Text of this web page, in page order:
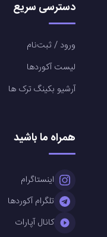
دسترسی سریع
ورود / ثبت‌نام
لیست آکوردها
آرشیو بکینگ ترک ها
همراه ما باشید
اینستاگرام
تلگرام آکوردها
کانال آپارات